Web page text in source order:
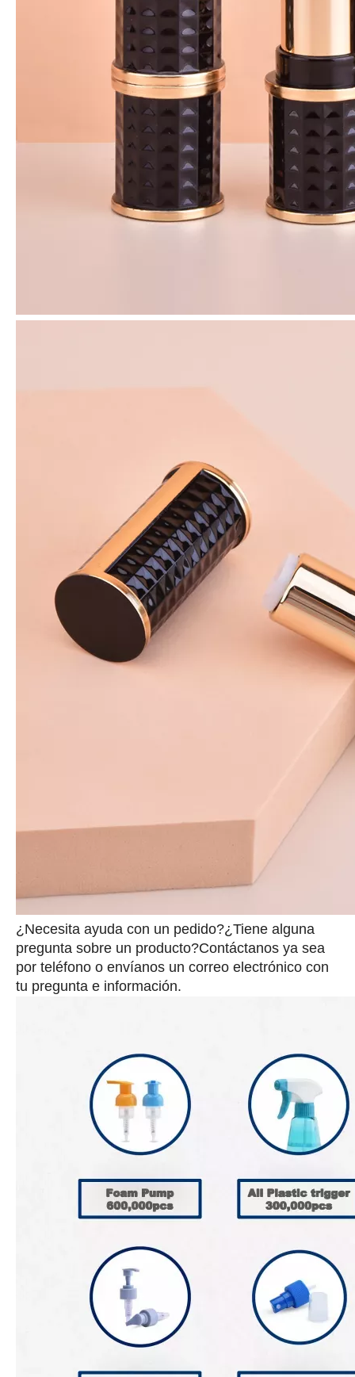
¿Necesita ayuda con un pedido?¿Tiene alguna
pregunta sobre un producto?Contáctanos ya sea
por teléfono o envíanos un correo electrónico con
tu pregunta e información.